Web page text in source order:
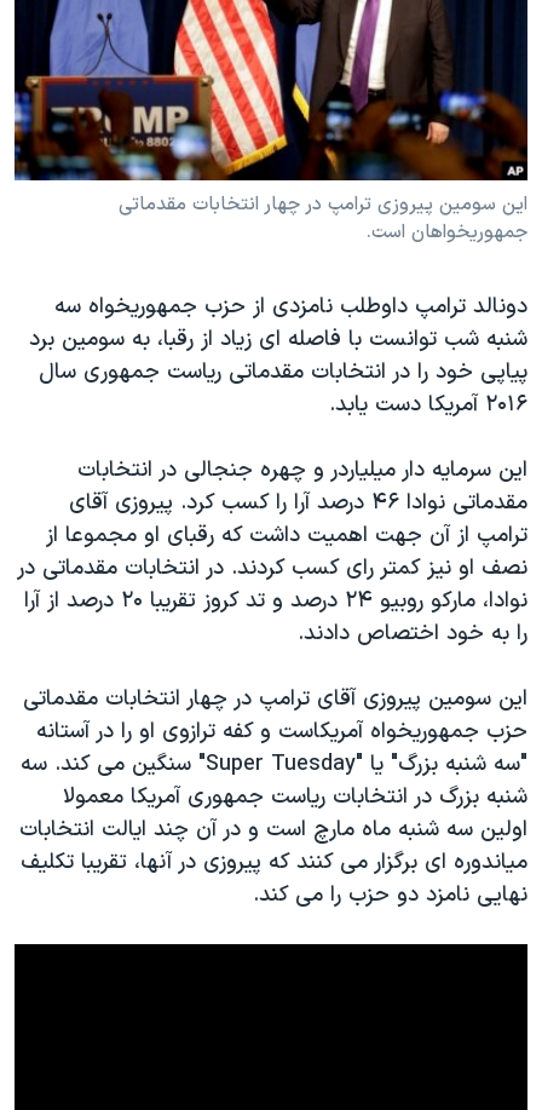
فرهنگ و زندگی
حقوق شهروندی
اقتصادی
علم و فناوری
اسرائیل در جنگ
گالری عکس
انتخابات ریاست جمهوری آمریکا ۲۰۲۴
حمله جمهوری اسلامی به اسرائیل
رمز مهسا
ورزش زنان در ایران
اعتراضات زن، زندگی، آزادی
تریبونال مردمی آبان ۹۸
دادگاه حمید نوری
چهل سال گروگان‌گیری
قانون شفافیت دارائی کادر رهبری ایران
اعتراضات مردمی آبان ۹۸
اسرائیل در جنگ
نرگس محمدی برنده جایزه نوبل صلح
همایش محافظه‌کاران آمریکا «سی‌پک»
سفر پرزیدنت ترامپ به چین
زبانهای مختلف
این سومین پیروزی ترامپ در چهار انتخابات مقدماتی
جمهوریخواهان است.
دونالد ترامپ داوطلب نامزدی از حزب جمهوریخواه سه
شنبه شب توانست با فاصله ای زیاد از رقبا، به سومین برد
پیاپی خود را در انتخابات مقدماتی ریاست جمهوری سال
۲۰۱۶ آمریکا دست یابد.
این سرمایه دار میلیاردر و چهره جنجالی در انتخابات
مقدماتی نوادا ۴۶ درصد آرا را کسب کرد. پیروزی آقای
ترامپ از آن جهت اهمیت داشت که رقبای او مجموعا از
نصف او نیز کمتر رای کسب کردند. در انتخابات مقدماتی در
نوادا، مارکو روبیو ۲۴ درصد و تد کروز تقریبا ۲۰ درصد از آرا
را به خود اختصاص دادند.
این سومین پیروزی آقای ترامپ در چهار انتخابات مقدماتی
حزب جمهوریخواه آمریکاست و کفه ترازوی او را در آستانه
"سه شنبه بزرگ" یا "Super Tuesday" سنگین می کند. سه
شنبه بزرگ در انتخابات ریاست جمهوری آمریکا معمولا
اولین سه شنبه ماه مارچ است و در آن چند ایالت انتخابات
میاندوره ای برگزار می کنند که پیروزی در آنها، تقریبا تکلیف
نهایی نامزد دو حزب را می کند.